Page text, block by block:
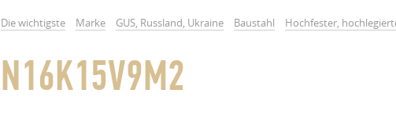
Die wichtigste Marke GUS, Russland, Ukraine Baustahl Hochfester,
N16K15V9M2